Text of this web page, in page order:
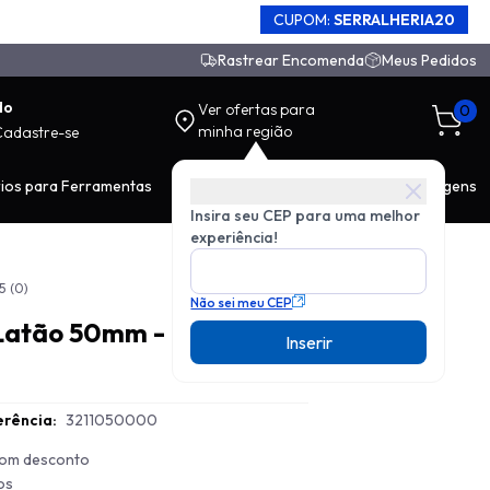
CUPOM: SERRALHERIA20
Rastrear Encomenda Meus Pedidos
se
Ver ofertas para
minha região
Insira seu CEP para uma melhor
experiência!
Não sei meu CEP
Inserir
0
para Ferramentas Ferragens
(0)
50mm -
3211050000
desconto